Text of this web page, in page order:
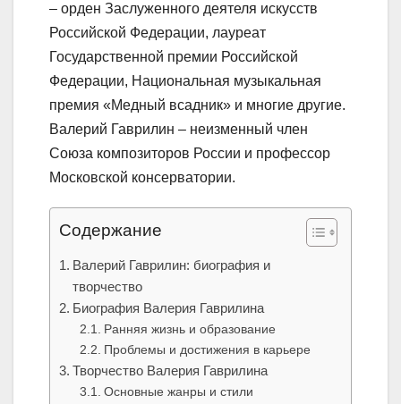
– орден Заслуженного деятеля искусств
Российской Федерации, лауреат
Государственной премии Российской
Федерации, Национальная музыкальная
премия «Медный всадник» и многие другие.
Валерий Гаврилин – неизменный член
Союза композиторов России и профессор
Московской консерватории.
Содержание
Валерий Гаврилин: биография и
творчество
Биография Валерия Гаврилина
Ранняя жизнь и образование
Проблемы и достижения в карьере
Творчество Валерия Гаврилина
Основные жанры и стили